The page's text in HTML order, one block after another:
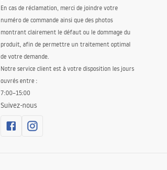
En cas de réclamation, merci de joindre votre
numéro de commande ainsi que des photos
montrant clairement le défaut ou le dommage du
produit, afin de permettre un traitement optimal
de votre demande.
Notre service client est à votre disposition les jours
ouvrés entre :
7:00–15:00
Suivez-nous